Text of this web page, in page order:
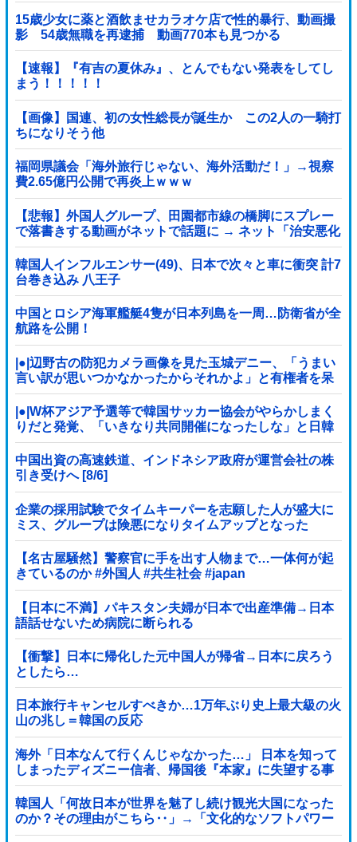
15歳少女に薬と酒飲ませカラオケ店で性的暴行、動画撮
影 54歳無職を再逮捕 動画770本も見つかる
【速報】『有吉の夏休み』、とんでもない発表をしてし
まう！！！！！
【画像】国連、初の女性総長が誕生か この2人の一騎打
ちになりそう他
福岡県議会「海外旅行じゃない、海外活動だ！」→視察
費2.65億円公開で再炎上ｗｗｗ
【悲報】外国人グループ、田園都市線の橋脚にスプレー
で落書きする動画がネットで話題に → ネット「治安悪化
の始まり」
韓国人インフルエンサー(49)、日本で次々と車に衝突 計7
台巻き込み 八王子
中国とロシア海軍艦艇4隻が日本列島を一周…防衛省が全
航路を公開！
|●|辺野古の防犯カメラ画像を見た玉城デニー、「うまい
言い訳が思いつかなかったからそれかよ」と有権者を呆
れさせるコメントを……
|●|W杯アジア予選等で韓国サッカー協会がやらかしまく
りだと発覚、「いきなり共同開催になったしな」と日韓
共催の件に言及する声も……
中国出資の高速鉄道、インドネシア政府が運営会社の株
引き受けへ [8/6]
企業の採用試験でタイムキーパーを志願した人が盛大に
ミス、グループは険悪になりタイムアップとなった
が……
【名古屋騒然】警察官に手を出す人物まで…一体何が起
きているのか #外国人 #共生社会 #japan
【日本に不満】パキスタン夫婦が日本で出産準備→日本
語話せないため病院に断られる
【衝撃】日本に帰化した元中国人が帰省→日本に戻ろう
としたら…
日本旅行キャンセルすべきか…1万年ぶり史上最大級の火
山の兆し＝韓国の反応
海外「日本なんて行くんじゃなかった…」 日本を知って
しまったディズニー信者、帰国後『本家』に失望する事
態に
韓国人「何故日本が世界を魅了し続け観光大国になった
のか？その理由がこちら‥」→「文化的なソフトパワー
が凄い」